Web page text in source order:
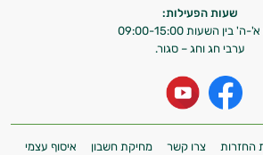
שעות הפעילות:
ה' בין השעות 09:00-15:00
ערבי חג וחג – סגור.
החזרות צרו קשר מחיקת חשבון
איסוף עצמי